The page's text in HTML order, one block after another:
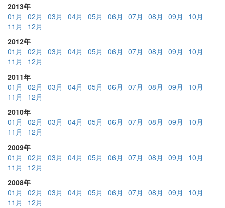
2013年
01月
02月 03月 04月 05月 06月 07月 08月 09月
10月
11月
12月
2012年
01月
02月 03月 04月 05月 06月 07月 08月 09月
10月
11月
12月
2011年
01月
02月 03月 04月 05月 06月 07月 08月 09月
10月
11月
12月
2010年
01月
02月 03月 04月 05月 06月 07月 08月 09月
10月
11月
12月
2009年
01月
02月 03月 04月 05月 06月 07月 08月 09月
10月
11月
12月
2008年
01月
02月 03月 04月 05月 06月 07月 08月 09月
10月
11月
12月